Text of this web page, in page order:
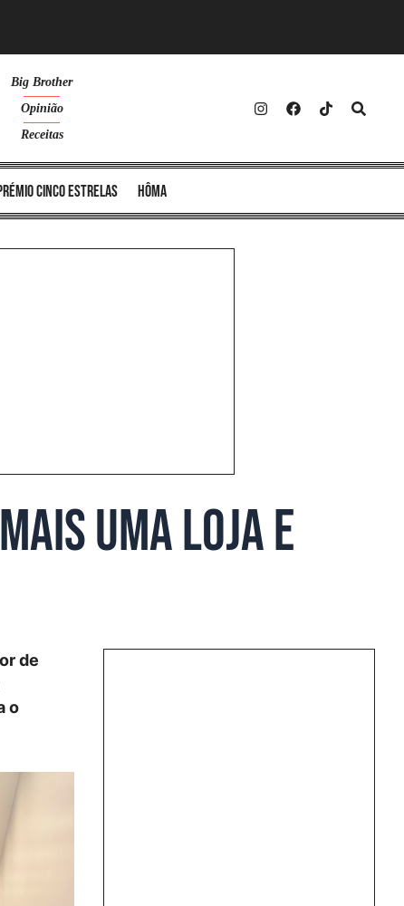
Big Brother
Opinião
Receitas
Cinco Estrelas Hôma
uma loja e
de
o